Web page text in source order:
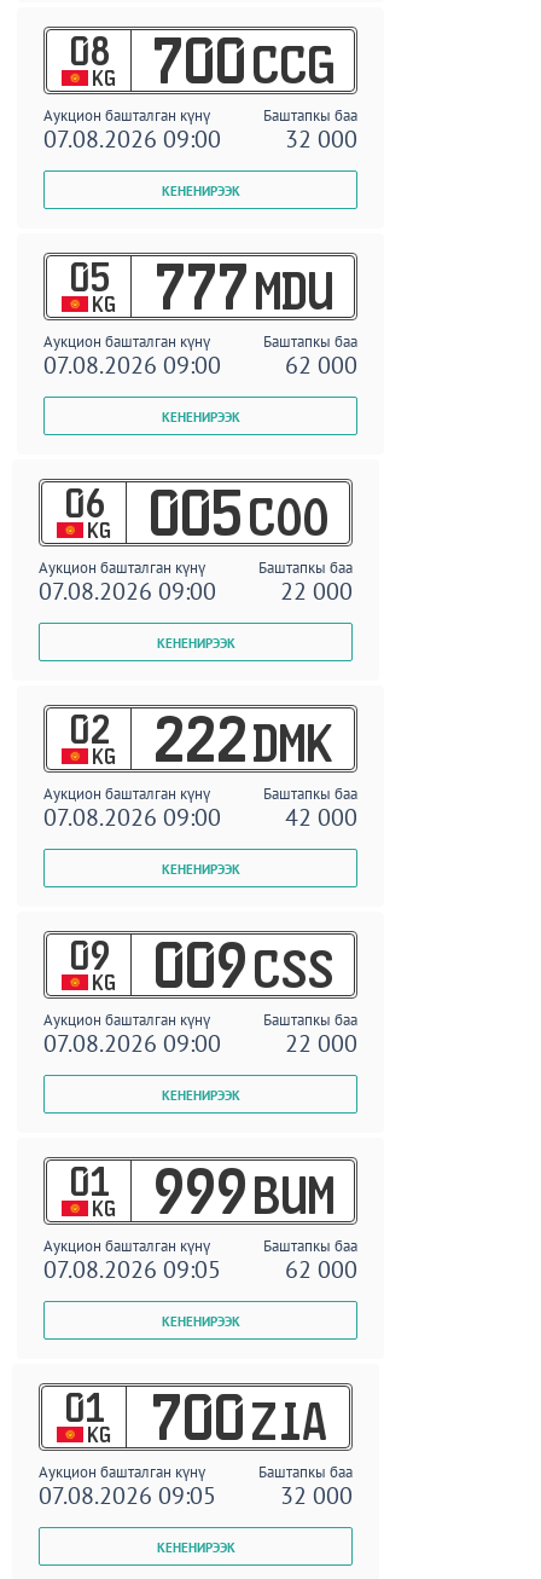
08
KG 700 CCG
Аукцион башталган күнү Баштапкы баа
07.08.2026 09:00 32 000
05
KG 777 MDU
Аукцион башталган күнү Баштапкы баа
07.08.2026 09:00 62 000
06
KG 005 COO
Аукцион башталган күнү Баштапкы баа
07.08.2026 09:00 22 000
02
KG 222 DMK
Аукцион башталган күнү Баштапкы баа
07.08.2026 09:00 42 000
09
KG 009 CSS
Аукцион башталган күнү Баштапкы баа
07.08.2026 09:00 22 000
01
KG 999 BUM
Аукцион башталган күнү Баштапкы баа
07.08.2026 09:05 62 000
01
KG 700 ZIA
Аукцион башталган күнү Баштапкы баа
07.08.2026 09:05 32 000